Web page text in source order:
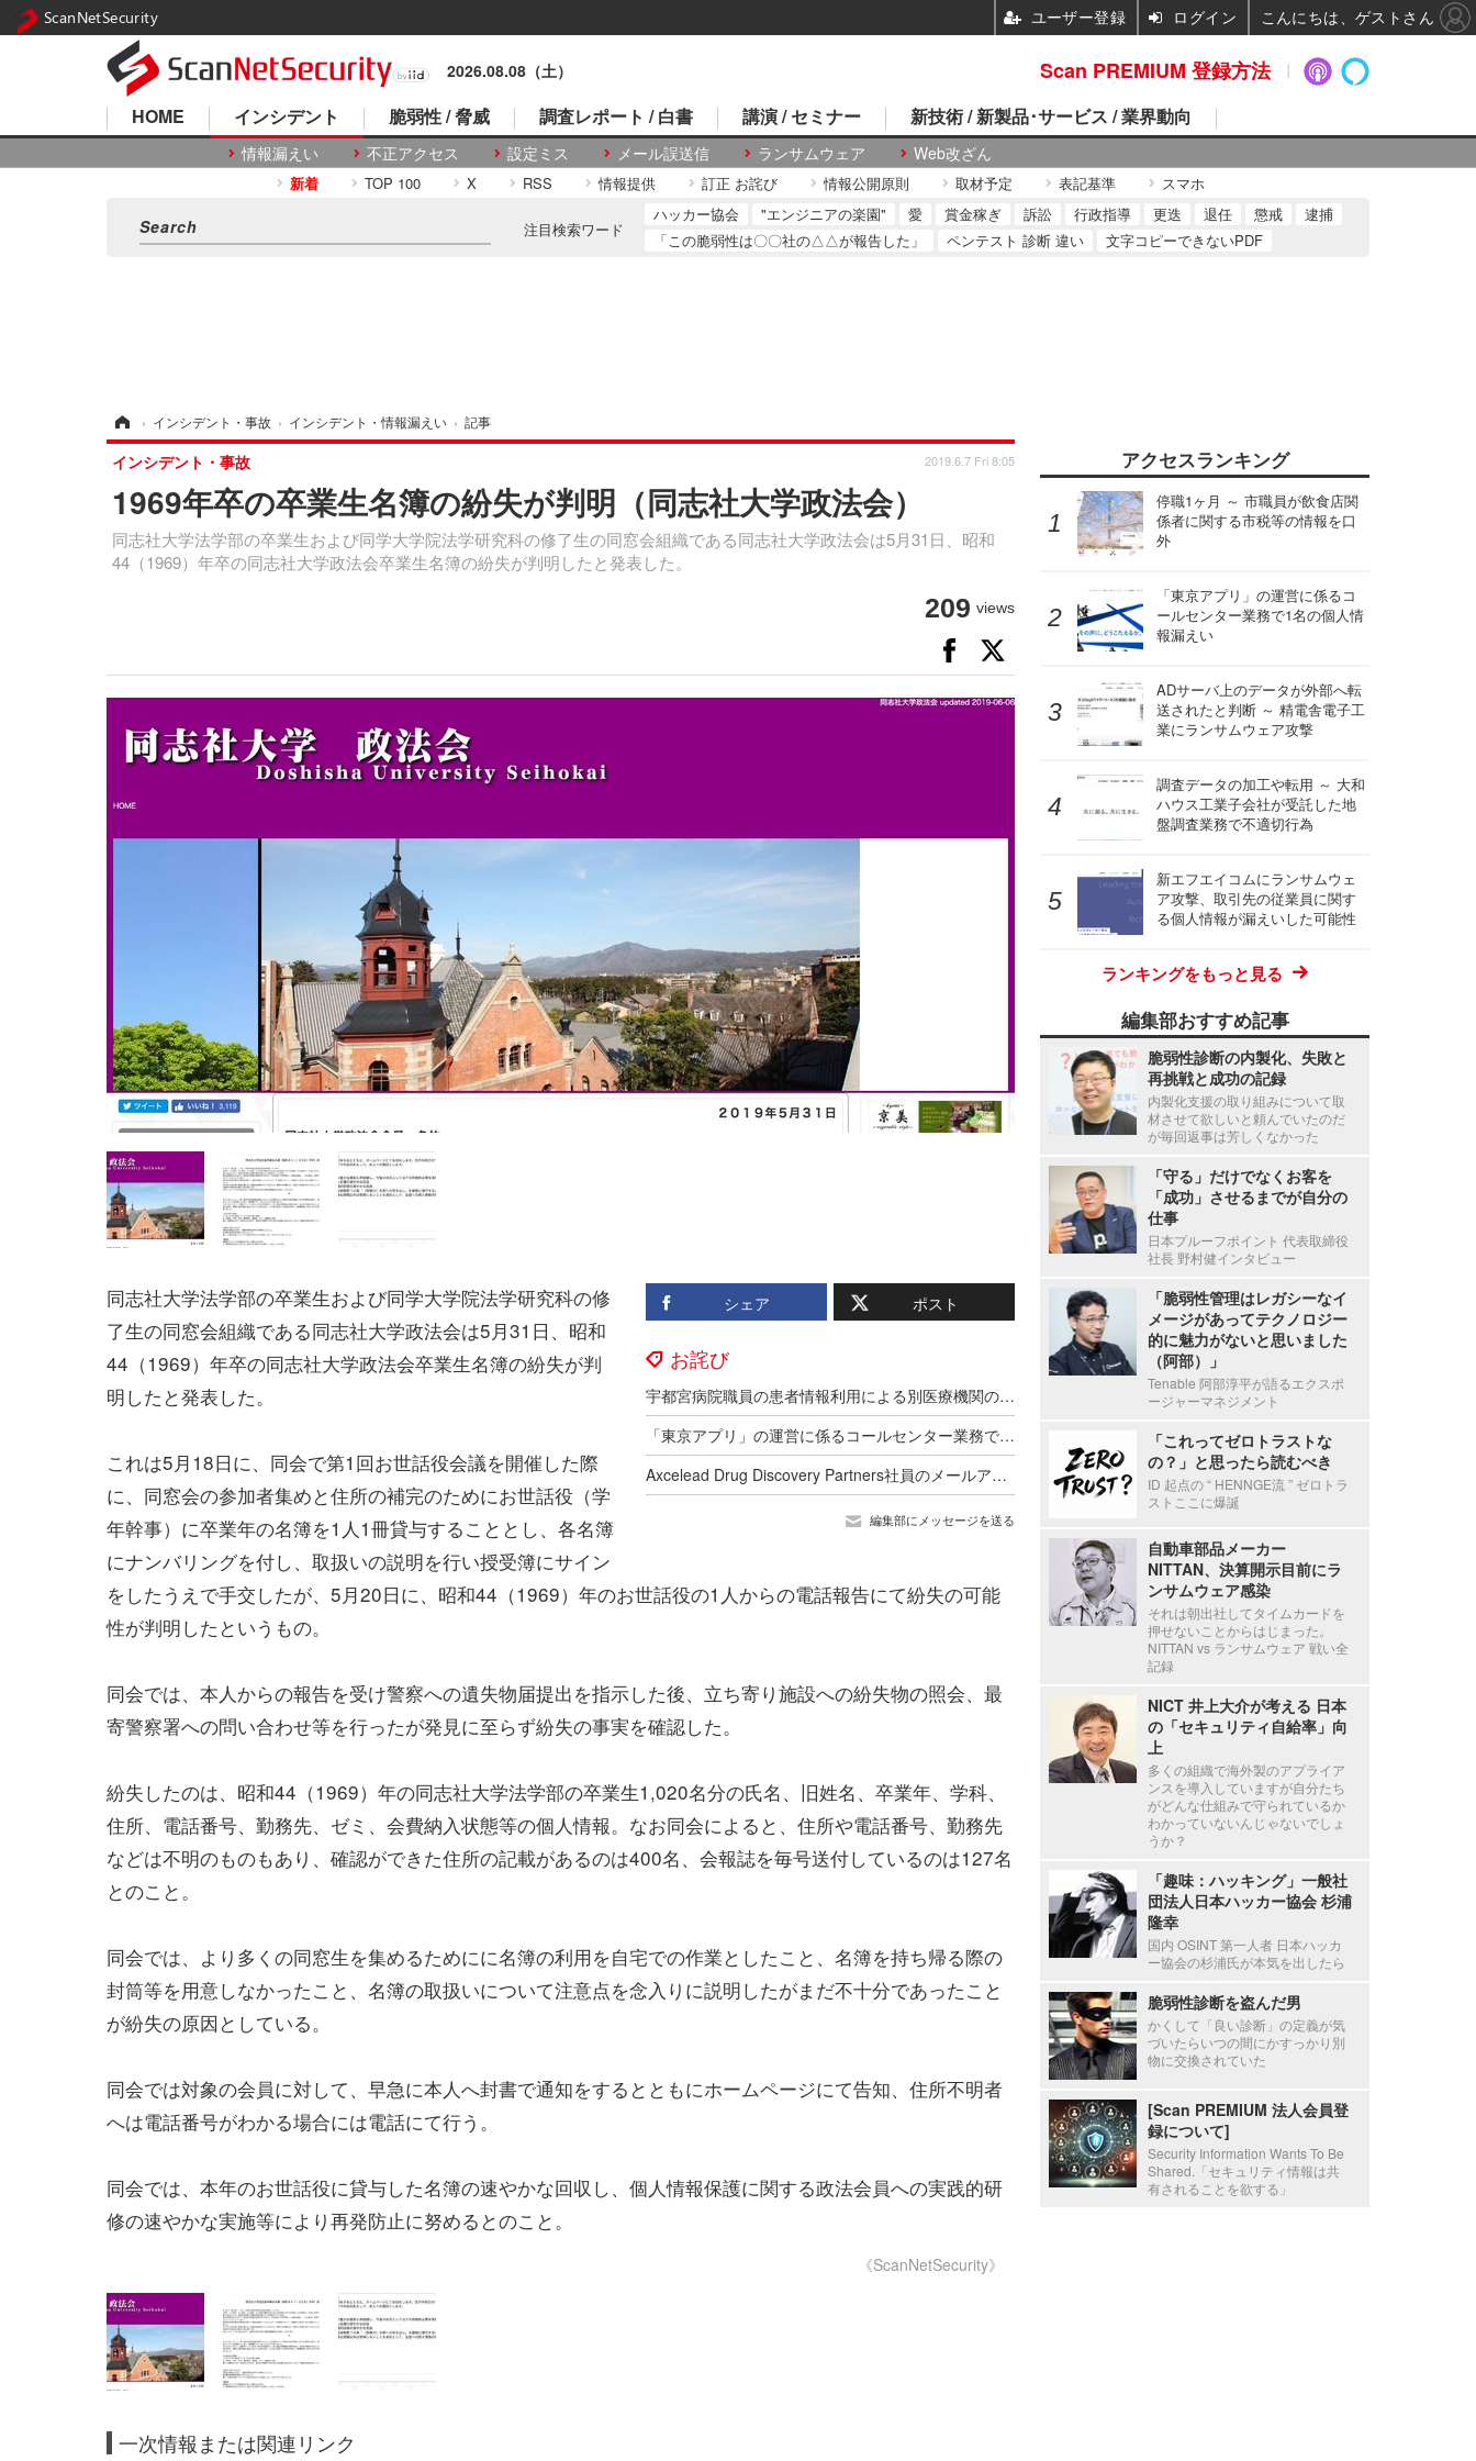
2026.08.08（土）
HOME インシデント
情報漏えい 不正アクセス 設定ミス メール誤送信 ランサムウェア Web改ざん
脆弱性 / 脅威 調査レポート / 白書 講演 / セミナー 新技術 / 新製品･サービス / 業界動向
新着 TOP 100 X RSS 情報提供 訂正 お詫び 情報公開原則 取材予定 表記基準 スマホ
注目検索ワード
ハッカー協会 "エンジニアの楽園" 愛 賞金稼ぎ 訴訟 行政指導 更迭 退任 懲戒
逮捕
「この脆弱性は〇〇社の△△が報告した」
ペンテスト 診断 違い 文字コピーできないPDF
› インシデント・事故 › インシデント・情報漏えい › 記事
1969年卒の卒業生名簿の紛失が判明（同志社大学政法会）
同志社大学法学部の卒業生および同学大学院法学研究科の修了生の同窓会組織である同志社大学政法会は5月31日、昭和
44（1969）年卒の同志社大学政法会卒業生名簿の紛失が判明したと発表した。
インシデント・事故 2019.6.7 Fri 8:05
209 views
シェア ポスト
お詫び
宇都宮病院職員の患者情報利用による別医療機関のダイレクトメール郵送、調査の結果 直接的金銭的利益の受領が無いことを確認
「東京アプリ」の運営に係るコールセンター業務で1名の個人情報漏えい
Axcelead Drug Discovery Partners社員のメールアカウントに不正アクセス、約7,000通のメールで痕跡を確認
編集部にメッセージを送る
同志社大学法学部の卒業生および同学大学院法学研究科の修
了生の同窓会組織である同志社大学政法会は5月31日、昭和
44（1969）年卒の同志社大学政法会卒業生名簿の紛失が判
明したと発表した。
これは5月18日に、同会で第1回お世話役会議を開催した際
に、同窓会の参加者集めと住所の補完のためにお世話役（学
年幹事）に卒業年の名簿を1人1冊貸与することとし、各名簿
にナンバリングを付し、取扱いの説明を行い授受簿にサイン
をしたうえで手交したが、5月20日に、昭和44（1969）年のお世話役の1人からの電話報告にて紛失の可能
性が判明したというもの。
同会では、本人からの報告を受け警察への遺失物届提出を指示した後、立ち寄り施設への紛失物の照会、最
寄警察署への問い合わせ等を行ったが発見に至らず紛失の事実を確認した。
紛失したのは、昭和44（1969）年の同志社大学法学部の卒業生1,020名分の氏名、旧姓名、卒業年、学科、
住所、電話番号、勤務先、ゼミ、会費納入状態等の個人情報。なお同会によると、住所や電話番号、勤務先
などは不明のものもあり、確認ができた住所の記載があるのは400名、会報誌を毎号送付しているのは127名
とのこと。
同会では、より多くの同窓生を集めるためにに名簿の利用を自宅での作業としたこと、名簿を持ち帰る際の
封筒等を用意しなかったこと、名簿の取扱いについて注意点を念入りに説明したがまだ不十分であったこと
が紛失の原因としている。
同会では対象の会員に対して、早急に本人へ封書で通知をするとともにホームページにて告知、住所不明者
へは電話番号がわかる場合には電話にて行う。
同会では、本年のお世話役に貸与した名簿の速やかな回収し、個人情報保護に関する政法会員への実践的研
修の速やかな実施等により再発防止に努めるとのこと。
《ScanNetSecurity》
一次情報または関連リンク
アクセスランキング
停職1ヶ月 ～ 市職員が飲食店関
係者に関する市税等の情報を口
外
「東京アプリ」の運営に係るコ
ールセンター業務で1名の個人情
報漏えい
ADサーバ上のデータが外部へ転
送されたと判断 ～ 精電舎電子工
業にランサムウェア攻撃
調査データの加工や転用 ～ 大和
ハウス工業子会社が受託した地
盤調査業務で不適切行為
新エフエイコムにランサムウェ
ア攻撃、取引先の従業員に関す
る個人情報が漏えいした可能性
ランキングをもっと見る
編集部おすすめ記事
脆弱性診断の内製化、失敗と
再挑戦と成功の記録
内製化支援の取り組みについて取
材させて欲しいと頼んでいたのだ
が毎回返事は芳しくなかった
「守る」だけでなくお客を
「成功」させるまでが自分の
仕事
日本プルーフポイント 代表取締役
社長 野村健インタビュー
「脆弱性管理はレガシーなイ
メージがあってテクノロジー
的に魅力がないと思いました
（阿部）」
Tenable 阿部淳平が語るエクスポ
ージャーマネジメント
「これってゼロトラストな
の？」と思ったら読むべき
ID 起点の “ HENNGE流 ” ゼロトラ
ストここに爆誕
自動車部品メーカー
NITTAN、決算開示目前にラ
ンサムウェア感染
それは朝出社してタイムカードを
押せないことからはじまった。
NITTAN vs ランサムウェア 戦い全
記録
NICT 井上大介が考える 日本
の「セキュリティ自給率」向
上
多くの組織で海外製のアプライア
ンスを導入していますが自分たち
がどんな仕組みで守られているか
わかっていないんじゃないでしょ
うか？
「趣味：ハッキング」一般社
団法人日本ハッカー協会 杉浦
隆幸
国内 OSINT 第一人者 日本ハッカ
ー協会の杉浦氏が本気を出したら
脆弱性診断を盗んだ男
かくして「良い診断」の定義が気
づいたらいつの間にかすっかり別
物に交換されていた
[Scan PREMIUM 法人会員登
録について]
Security Information Wants To Be
Shared.「セキュリティ情報は共
有されることを欲する」
Scan PREMIUM 登録方法
ScanNetSecurity ユーザー登録 ログイン こんにちは、ゲストさん